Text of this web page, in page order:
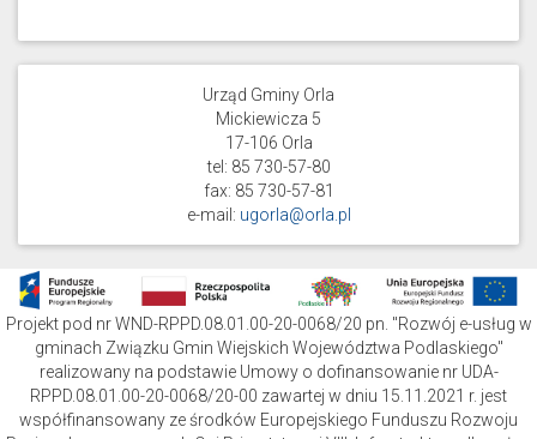
Urząd Gminy Orla
Mickiewicza 5
17-106 Orla
tel: 85 730-57-80
fax: 85 730-57-81
e-mail: ugorla@orla.pl
Projekt pod nr WND-RPPD.08.01.00-20-0068/20 pn. "Rozwój e-usług w
gminach Związku Gmin Wiejskich Województwa Podlaskiego"
realizowany na podstawie Umowy o dofinansowanie nr UDA-
RPPD.08.01.00-20-0068/20-00 zawartej w dniu 15.11.2021 r. jest
współfinansowany ze środków Europejskiego Funduszu Rozwoju